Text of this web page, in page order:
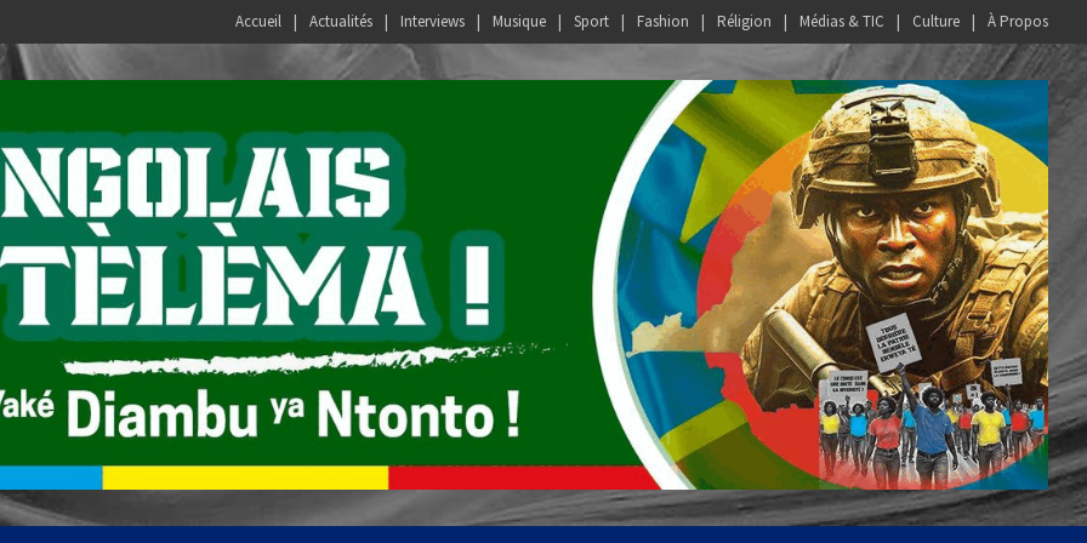
Accueil Actualités Interviews Musique Sport Fashion Réligion Médias & TIC Culture À Propos